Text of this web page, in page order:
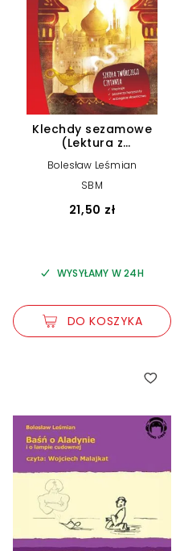
Klechdy sezamowe
(Lektura z
Bolesław Leśmian
SBM
21,50 zł
WYSYŁAMY W 24H
DO KOSZYKA